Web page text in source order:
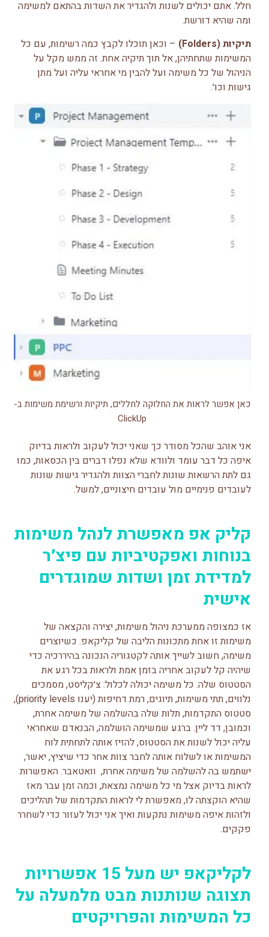
חלל. אתם יכולים לשנות ולהגדיר את השדות בהתאם למשימה
ומה שהיא דורשת.
תיקיות (Folders)
– וכאן תוכלו לקבץ כמה רשימות, עם כל
המשימות שתחתיהן, אל תוך תיקיה אחת. זה ממש מקל על
הניהול של כל משימה ועל להבין מי אחראי עליה ועל מתן
גישות וכו׳.
כאן אפשר לראות את החלוקה לחללים, תיקיות ורשימת משימות ב-
ClickUp
אני אוהב שהכל מסודר כך שאני יכול לעקוב ולראות בדיוק
איפה כל דבר עומד ולוודא שלא נפלו דברים ביןהכסאות, כמו
גם לתת הרשאות שונות לחברי הצוות ולהגדיר גישות שונות
לעובדים פנימיים מול עובדים חיצוניים, למשל.
קליק אפ מאפשרת לנהל משימות
בנוחות ואפקטיביות עם פיצ׳ר
למדידת זמן ושדות שמוגדרים
אישית
אז כמצופה ממערכת ניהול משימות, יצירה והקצאה של
משימות זו אחת מתכונות הליבה של קליקאפ. כשיוצרים
משימה, חשוב לשייך אותה לקטגוריה הנכונה בהיררכיה כדי
שיהיה קל לעקוב אחריה בזמן אמת ולראות בכל רגע את
הסטטוס שלה. כל משימה יכולה לכלול: צ׳קליסט, מסמכים
נלווים, תתי משימות, תיוגים, רמת דחיפות (יענו priority levels),
סטטוס התקדמות, תלות שלה בהשלמה של משימה אחרת,
וכמובן, דד ליין. ברגע שמשימה הושלמה, הבנאדם שאחראי
עליה יכול לשנות את הסטטוס, להזיז אותה לתחתית לוח
המשימות או לשלוח אותה לחבר צוות אחר כדי שיציץ, יאשר,
ישתמש בה להשלמה של משימה אחרת, וואטאבר. האפשרות
לראות בדיוק אצל מי כל משימה נמצאת, וכמה זמן עבר מאז
שהיא הוקצתה לו, מאפשרת לי לראות התקדמות של תהליכים
ולזהות איפה משימות נתקעות ואיך אני יכול לעזור כדי לשחרר
פקקים.
לקליקאפ יש מעל 15 אפשרויות
תצוגה שנותנות מבט מלמעלה על
כל המשימות והפרויקטים